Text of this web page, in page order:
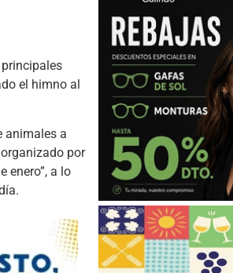
el himno al
animales a
por
enero”, a lo